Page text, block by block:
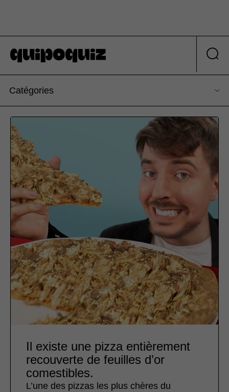
Catégories
Il existe une pizza entièrement
recouverte de feuilles d’or
comestibles.
L’une des pizzas les plus chères du